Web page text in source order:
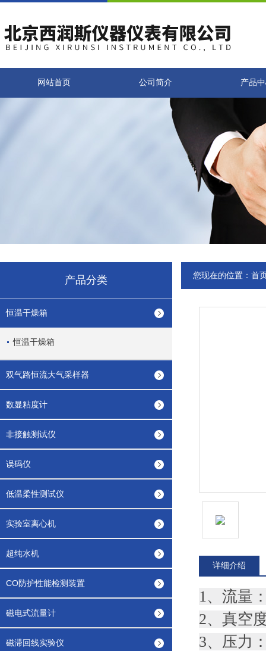
网站首页 公司简介 产品
产品分类
恒温干燥箱
恒温干燥箱
双气路恒流大气采样器
数显粘度计
非接触测试仪
误码仪
低温柔性测试仪
实验室离心机
超纯水机
CO防护性能检测装置
磁电式流量计
磁滞回线实验仪
您现在的位置： 首
详细介绍
1、流量
2、真空
3、压力